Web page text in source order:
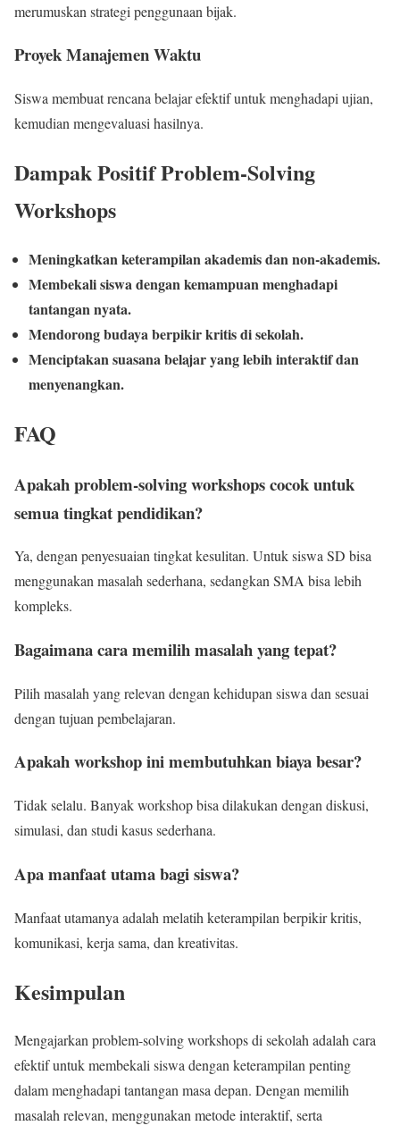
merumuskan strategi penggunaan bijak.
Proyek Manajemen Waktu
Siswa membuat rencana belajar efektif untuk menghadapi ujian,
kemudian mengevaluasi hasilnya.
Dampak Positif Problem-Solving
Workshops
Meningkatkan keterampilan akademis dan non-akademis.
Membekali siswa dengan kemampuan menghadapi
tantangan nyata.
Mendorong budaya berpikir kritis di sekolah.
Menciptakan suasana belajar yang lebih interaktif dan
menyenangkan.
FAQ
Apakah problem-solving workshops cocok untuk
semua tingkat pendidikan?
Ya, dengan penyesuaian tingkat kesulitan. Untuk siswa SD bisa
menggunakan masalah sederhana, sedangkan SMA bisa lebih
kompleks.
Bagaimana cara memilih masalah yang tepat?
Pilih masalah yang relevan dengan kehidupan siswa dan sesuai
dengan tujuan pembelajaran.
Apakah workshop ini membutuhkan biaya besar?
Tidak selalu. Banyak workshop bisa dilakukan dengan diskusi,
simulasi, dan studi kasus sederhana.
Apa manfaat utama bagi siswa?
Manfaat utamanya adalah melatih keterampilan berpikir kritis,
komunikasi, kerja sama, dan kreativitas.
Kesimpulan
Mengajarkan problem-solving workshops di sekolah adalah cara
efektif untuk membekali siswa dengan keterampilan penting
dalam menghadapi tantangan masa depan. Dengan memilih
masalah relevan, menggunakan metode interaktif, serta